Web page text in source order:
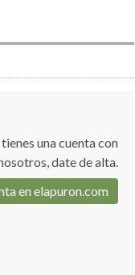
una cuenta con
date de alta.
en elapuron.com